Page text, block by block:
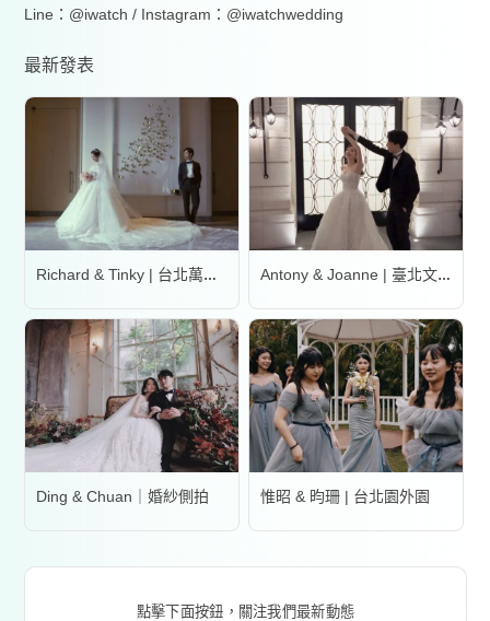
Line：@iwatch / Instagram：@iwatchwedding
最新發表
Richard & Tinky | 台北萬豪酒店 Antony & Joanne | 臺北文華東方酒店
Ding & Chuan｜婚紗側拍 惟昭 & 昀珊 | 台北園外園
點擊下面按鈕，關注我們最新動態